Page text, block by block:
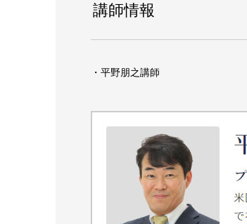
講師情報
・平野朋之講師